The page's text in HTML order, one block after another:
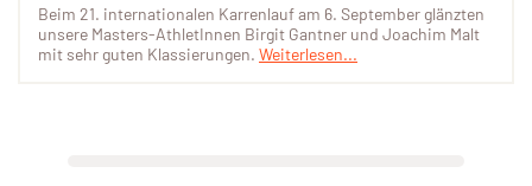
Beim 21. internationalen Karrenlauf am 6. September glänzten
unsere Masters-AthletInnen Birgit Gantner und Joachim Malt
mit sehr guten Klassierungen. Weiterlesen...